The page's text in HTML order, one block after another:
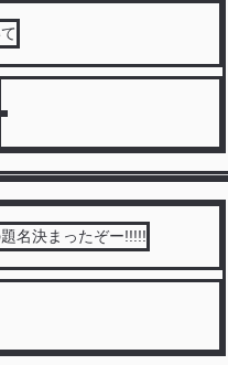
名決まったぞー!!!!!